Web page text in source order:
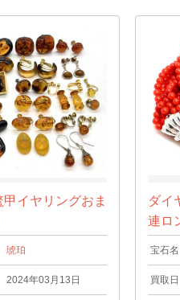
イヤリングおま
琥珀
2024年03月13日
ダイ
連ロ
宝石名
買取日